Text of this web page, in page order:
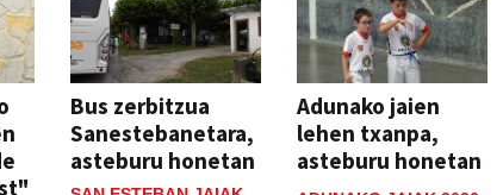
Bus zerbitzua
Sanestebanetara,
asteburu honetan
Adunako jaien
lehen txanpa,
asteburu honetan